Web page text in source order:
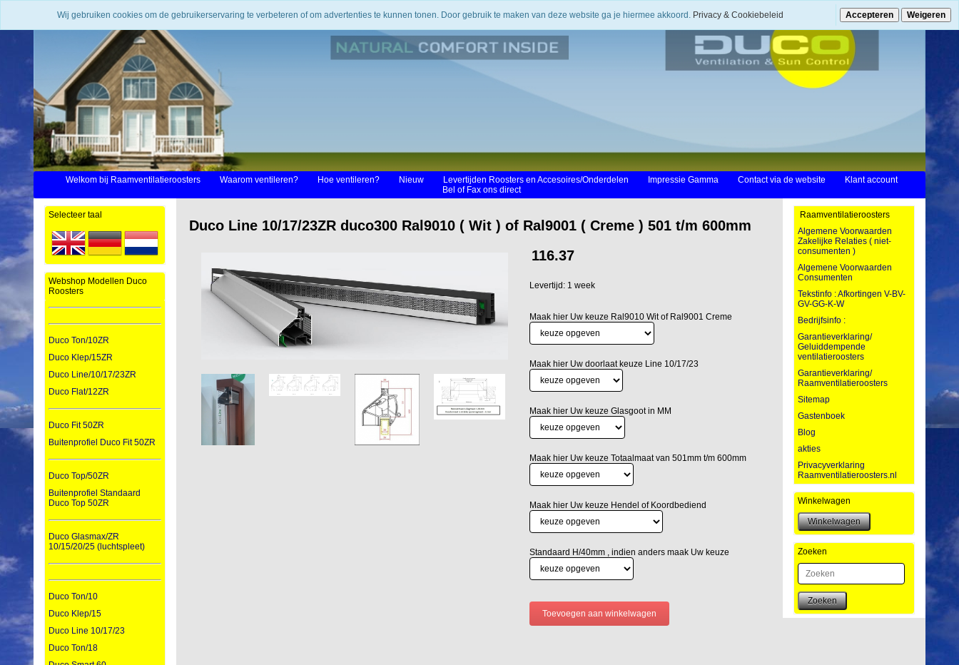
Welkom bij Raamventilatieroosters Waarom ventileren? Hoe ventileren? Nieuw Levertijden Roosters en Accesoires/Onderdelen Impressie Gamma Contact via de website
Klant account
Bel of Fax ons direct
Selecteer taal
Webshop Modellen Duco
Roosters
Duco Ton/10ZR
Duco Klep/15ZR
Duco Line/10/17/23ZR
Duco Flat/12ZR
Duco Fit 50ZR
Buitenprofiel Duco Fit 50ZR
Duco Top/50ZR
Buitenprofiel Standaard
Duco Top 50ZR
Duco Glasmax/ZR
10/15/20/25 (luchtspleet)
Duco Ton/10
Duco Klep/15
Duco Line 10/17/23
Duco Ton/18
Duco Line 10/17/23ZR duco300 Ral9010 ( Wit ) of Ral9001 ( Creme ) 501 t/m 600mm
116.37
Levertijd: 1 week
Maak hier Uw keuze Ral9010 Wit of Ral9001 Creme
Maak hier Uw doorlaat keuze Line 10/17/23
Maak hier Uw keuze Glasgoot in MM
Maak hier Uw keuze Totaalmaat van 501mm t/m 600mm
Maak hier Uw keuze Hendel of Koordbediend
Standaard H/40mm , indien anders maak Uw keuze
Raamventilatieroosters
Algemene Voorwaarden
Zakelijke Relaties ( niet-
consumenten )
Algemene Voorwaarden
Consumenten
Tekstinfo : Afkortingen V-BV-
GV-GG-K-W
Bedrijfsinfo :
Garantieverklaring/
Geluiddempende
ventilatieroosters
Garantieverklaring/
Raamventilatieroosters
Sitemap
Gastenboek
Blog
akties
Privacyverklaring
Raamventilatieroosters.nl
Winkelwagen
Zoeken
Zoeken
Wij gebruiken cookies om de gebruikerservaring te verbeteren of om advertenties te kunnen tonen. Door gebruik te maken van deze website ga je hiermee akkoord. Privacy & Cookiebeleid Accepteren Weigeren